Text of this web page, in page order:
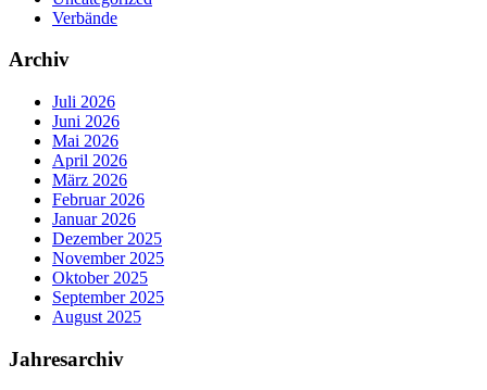
Verbände
Archiv
Juli 2026
Juni 2026
Mai 2026
April 2026
März 2026
Februar 2026
Januar 2026
Dezember 2025
November 2025
Oktober 2025
September 2025
August 2025
Jahresarchiv